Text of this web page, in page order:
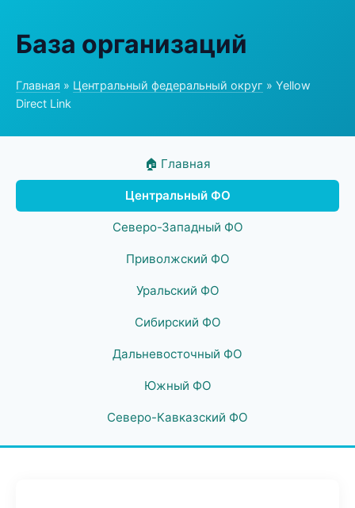
База организаций
Главная » Центральный федеральный округ » Yellow
Direct Link
🏠 Главная
Центральный ФО
Северо-Западный ФО
Приволжский ФО
Уральский ФО
Сибирский ФО
Дальневосточный ФО
Южный ФО
Северо-Кавказский ФО